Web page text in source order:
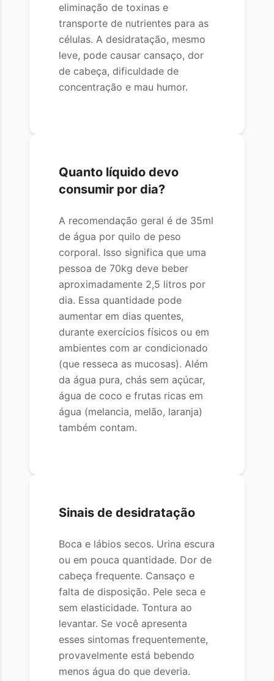
eliminação de toxinas e
transporte de nutrientes para as
células. A desidratação, mesmo
leve, pode causar cansaço, dor
de cabeça, dificuldade de
concentração e mau humor.
Quanto líquido devo
consumir por dia?
A recomendação geral é de 35ml
de água por quilo de peso
corporal. Isso significa que uma
pessoa de 70kg deve beber
aproximadamente 2,5 litros por
dia. Essa quantidade pode
aumentar em dias quentes,
durante exercícios físicos ou em
ambientes com ar condicionado
(que resseca as mucosas). Além
da água pura, chás sem açúcar,
água de coco e frutas ricas em
água (melancia, melão, laranja)
também contam.
Sinais de desidratação
Boca e lábios secos. Urina escura
ou em pouca quantidade. Dor de
cabeça frequente. Cansaço e
falta de disposição. Pele seca e
sem elasticidade. Tontura ao
levantar. Se você apresenta
esses sintomas frequentemente,
provavelmente está bebendo
menos água do que deveria.